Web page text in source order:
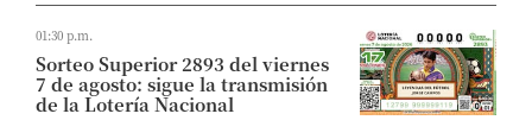
01:30 p.m.
Sorteo Superior 2893 del viernes
7 de agosto: sigue la transmisión
de la Lotería Nacional